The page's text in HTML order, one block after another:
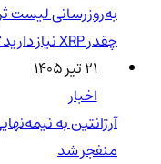
چقدر XRP نیاز دارید؟
۲۱ تیر ۱۴۰۵
اخبار
منفجر شد